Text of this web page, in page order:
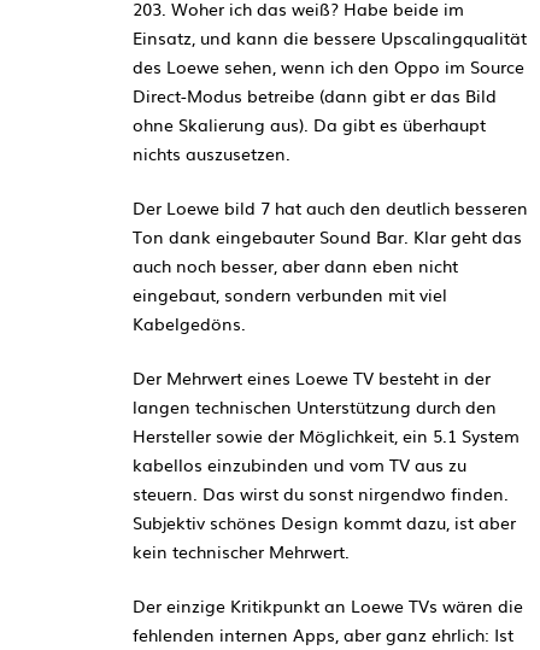
203. Woher ich das weiß? Habe beide im
Einsatz, und kann die bessere Upscalingqualität
des Loewe sehen, wenn ich den Oppo im Source
Direct-Modus betreibe (dann gibt er das Bild
ohne Skalierung aus). Da gibt es überhaupt
nichts auszusetzen.
Der Loewe bild 7 hat auch den deutlich besseren
Ton dank eingebauter Sound Bar. Klar geht das
auch noch besser, aber dann eben nicht
eingebaut, sondern verbunden mit viel
Kabelgedöns.
Der Mehrwert eines Loewe TV besteht in der
langen technischen Unterstützung durch den
Hersteller sowie der Möglichkeit, ein 5.1 System
kabellos einzubinden und vom TV aus zu
steuern. Das wirst du sonst nirgendwo finden.
Subjektiv schönes Design kommt dazu, ist aber
kein technischer Mehrwert.
Der einzige Kritikpunkt an Loewe TVs wären die
fehlenden internen Apps, aber ganz ehrlich: Ist